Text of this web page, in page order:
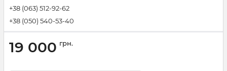
+38 (063) 512-92-62
+38 (050) 540-53-40
19 000 грн.